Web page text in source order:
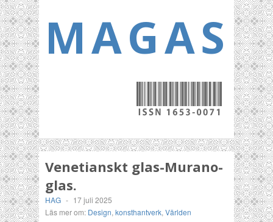
Venetianskt glas-Murano-
glas.
HAG - 17 juli 2025
Läs mer om: Design, konsthantverk, Världen